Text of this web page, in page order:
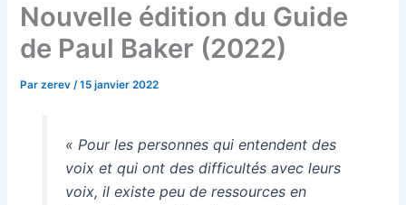
Nouvelle édition du Guide
de Paul Baker (2022)
Parzerev/15 janvier 2022
« Pour les personnes qui entendent des
voix et qui ont des difficultés avec leurs
voix, il existe peu de ressources en